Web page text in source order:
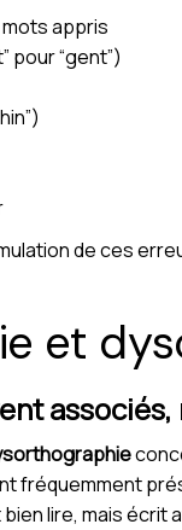
appris
pour “gent”)
de ces
et
fréquemment
lire, mais écrit